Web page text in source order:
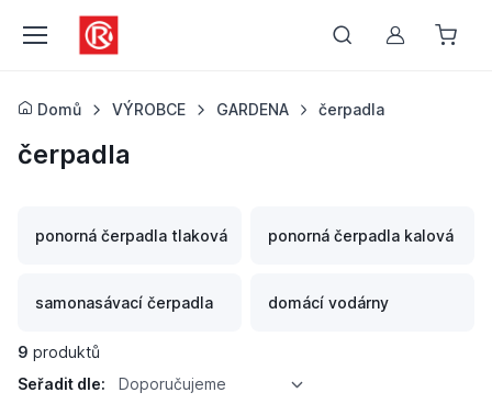
Můj účet
Domů VÝROBCE GARDENA čerpadla
čerpadla
ponorná čerpadla tlaková ponorná čerpadla kalová
samonasávací čerpadla domácí vodárny
9 produktů
Seřadit dle:
Doporučujeme